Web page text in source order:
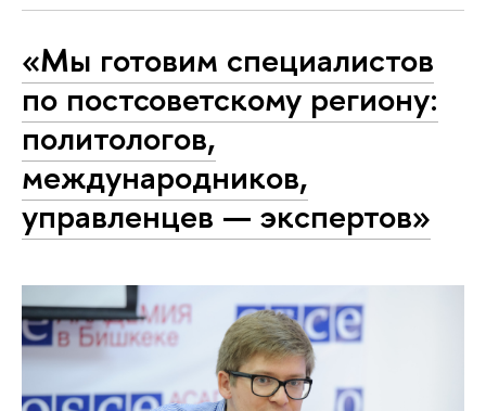
«Мы готовим специалистов
по постсоветскому региону:
политологов,
международников,
управленцев — экспертов»